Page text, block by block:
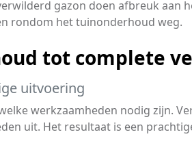
gazon doen afbreuk aan
rondom het tuinonderhoud weg.
tot complete
uitvoering
werkzaamheden nodig zijn.
uit. Het resultaat is een